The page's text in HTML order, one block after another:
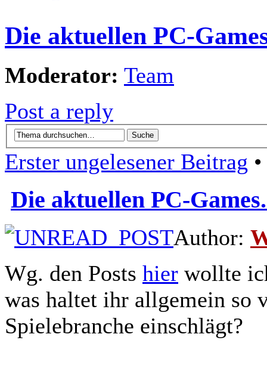
Die aktuellen PC-
Moderator: Team
Post a reply
Erster ungelesener Beitrag
Die aktuellen PC-
Author:
Wg. den Posts hier wollte
was haltet ihr allgemein so
Spielebranche einschlägt?